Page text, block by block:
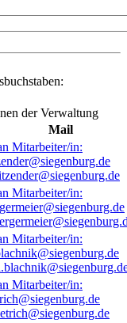
der Verwaltung
Mail